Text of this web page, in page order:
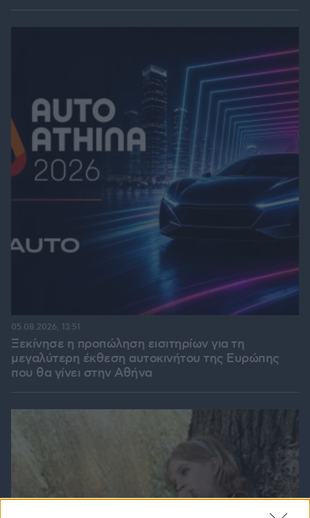
Ξεκίνησε η προπώληση εισιτηρίων για τη
μεγαλύτερη έκθεση αυτοκινήτου της Ευρώπης
που θα γίνει στην Αθήνα
05.08.2026, 13:51